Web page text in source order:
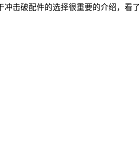
击破配件的选择很重要的介绍，看